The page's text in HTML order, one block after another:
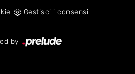
Gestisci i consensi
by